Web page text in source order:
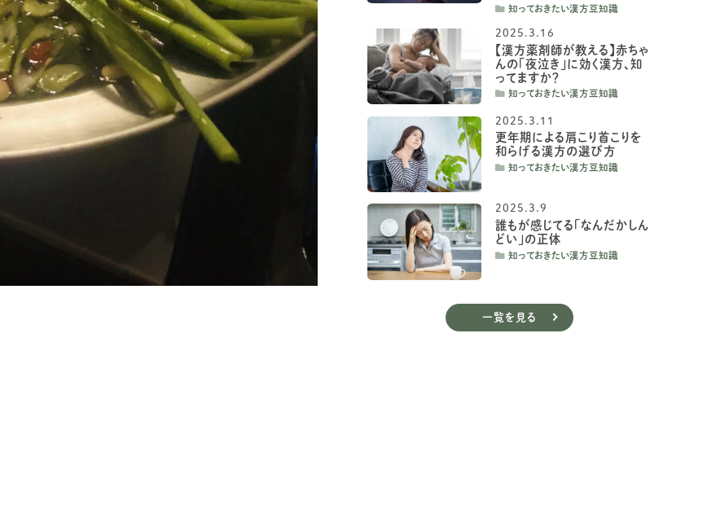
知っておきたい漢方豆知識
2025.3.16
【漢方薬剤師が教える】赤ちゃ
んの「夜泣き」に効く漢方、知
ってますか？
知っておきたい漢方豆知識
2025.3.11
更年期による肩こり首こりを
和らげる漢方の選び方
知っておきたい漢方豆知識
2025.3.9
誰もが感じてる「なんだかしん
どい」の正体
知っておきたい漢方豆知識
一覧を見る